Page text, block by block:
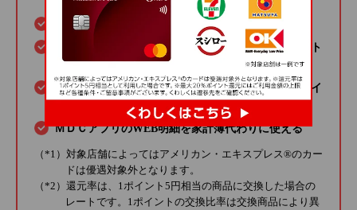
年会費が永年無料で利用できる
対象店舗（*1）のご利用分が最大20％（*2）ポイント
還元される
ＰＯＩＮＴ名人．ｃｏｍを利用すると、ボーナスポイ
ＭＤＣアプリのWEB明細を家計簿代わりに使える
（*1）対象店舗によってはアメリカン・エキスプレス®のカー
ドは優遇対象外となります。
（*2）還元率は、1ポイント5円相当の商品に交換した場合の
レートです。1ポイントの交換比率は交換商品により異